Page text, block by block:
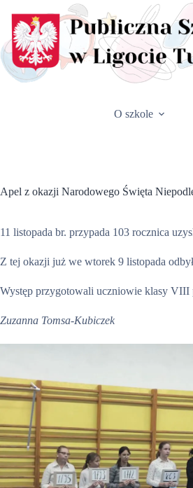
treści
O szkole
Apel z okazji Narodowego Święta
11 listopada br. przypada 103 rocznica
Z tej okazji już we wtorek 9 listopada
Występ przygotowali uczniowie klasy VIII
Zuzanna Tomsa-Kubiczek